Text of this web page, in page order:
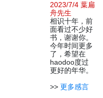
2023/7/4 葉扁
舟先生
相识十年，前
面看过不少好
书，谢谢你。
今年时间更多
了，希望在
haodoo度过
更好的年华。
>> 更多感言